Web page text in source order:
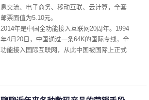
息交流、电子商务、移动互联、云计算，全套
邮票面值为5.10元。
2014年是中国全功能接入互联网20周年。1994
年4月20日，中国通过一条64K的国际专线，全
功能接入国际互联网，从此中国被国际上正式